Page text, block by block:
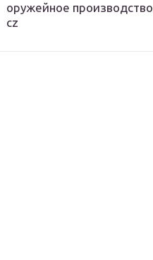
оружейное производство
cz